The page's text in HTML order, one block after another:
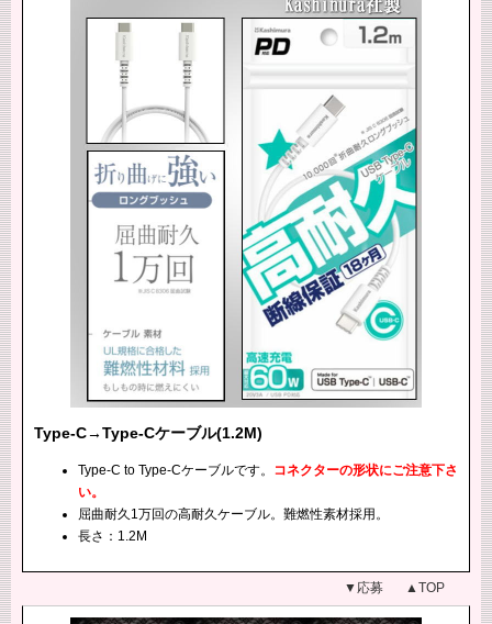
Type-C→Type-Cケーブル(1.2M)
Type-C to Type-Cケーブルです。 コネクターの形状にご注意下さ
い。
屈曲耐久1万回の高耐久ケーブル。難燃性素材採用。
長さ：1.2M
▼応募 ▲TOP